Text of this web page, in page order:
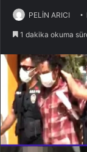
PELİN ARICI
1 dakika okuma